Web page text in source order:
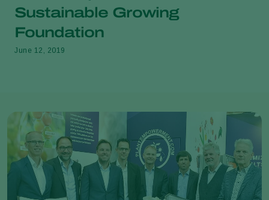
Sustainable Growing
Foundation
June 12, 2019